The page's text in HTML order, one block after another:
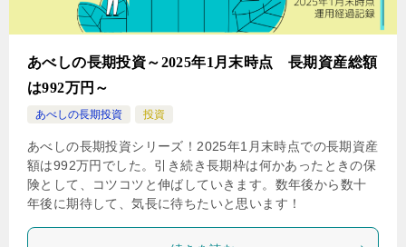
あべしの長期投資～2025年1月末時点 長期資産総額
は992万円～
あべしの長期投資 投資
あべしの長期投資シリーズ！2025年1月末時点での長期資産
額は992万円でした。引き続き長期枠は何かあったときの保
険として、コツコツと伸ばしていきます。数年後から数十
年後に期待して、気長に待ちたいと思います！